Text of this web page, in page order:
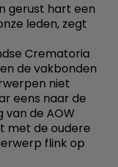
gerust hart een
leden, zegt
Crematoria
en de vakbonden
niet
eens naar de
de AOW
met de oudere
flink op